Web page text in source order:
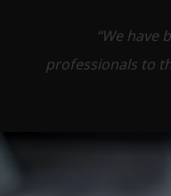
“We have
professionals to